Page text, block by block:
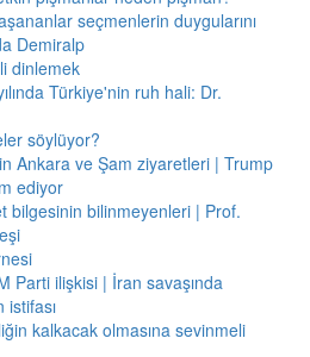
seçmenlerin duygularını
Demiralp
dinlemek
Türkiye'nin ruh hali: Dr.
söylüyor?
Ankara ve Şam ziyaretleri | Trump
ediyor
bilgesinin bilinmeyenleri | Prof.
Parti ilişkisi | İran savaşında
kalkacak olmasına sevinmeli